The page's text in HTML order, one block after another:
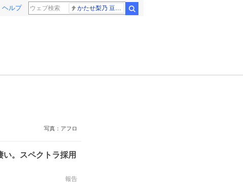
ヘルプ
写真：アフロ
。スペクトラ採用
報告